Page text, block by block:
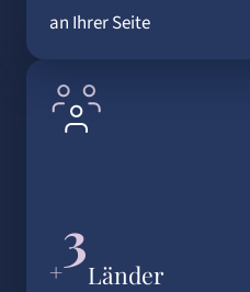
an Ihrer Seite
+3
Länder